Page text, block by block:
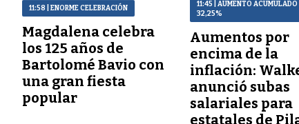
11:58 | ENORME CELEBRACIÓN
Magdalena celebra
los 125 años de
Bartolomé Bavio con
una gran fiesta
popular
11:45
| AUMENTO ACUMULADO
32,25%
Aumentos por
encima de la
inflación:
anunció subas
salariales para
estatales de